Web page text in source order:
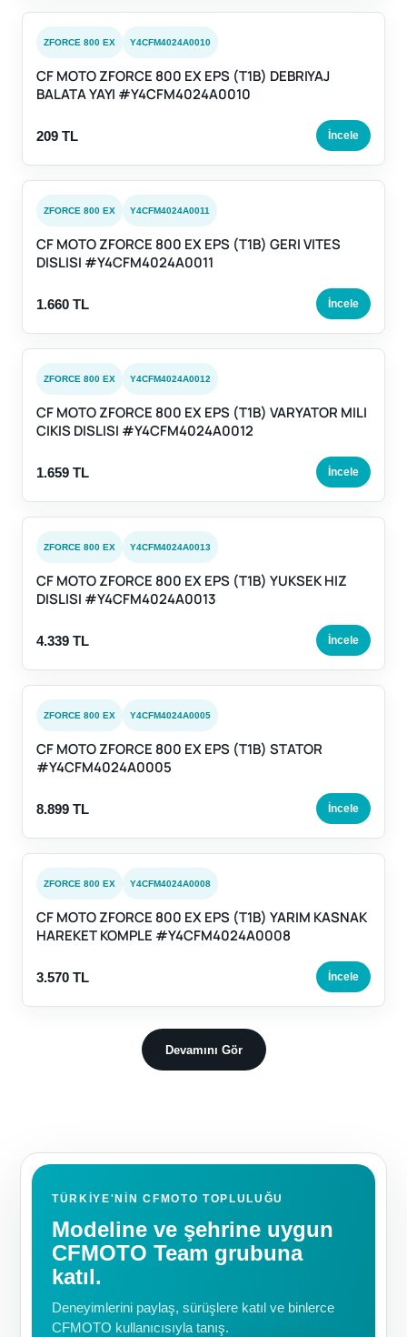
ZFORCE 800 EX Y4CFM4024A0010
CF MOTO ZFORCE 800 EX EPS (T1B) DEBRIYAJ
BALATA YAYI #Y4CFM4024A0010
209 TL İncele
ZFORCE 800 EX Y4CFM4024A0011
CF MOTO ZFORCE 800 EX EPS (T1B) GERI VITES
DISLISI #Y4CFM4024A0011
1.660 TL İncele
ZFORCE 800 EX Y4CFM4024A0012
CF MOTO ZFORCE 800 EX EPS (T1B) VARYATOR MILI
CIKIS DISLISI #Y4CFM4024A0012
1.659 TL İncele
ZFORCE 800 EX Y4CFM4024A0013
CF MOTO ZFORCE 800 EX EPS (T1B) YUKSEK HIZ
DISLISI #Y4CFM4024A0013
4.339 TL İncele
ZFORCE 800 EX Y4CFM4024A0005
CF MOTO ZFORCE 800 EX EPS (T1B) STATOR
#Y4CFM4024A0005
8.899 TL İncele
ZFORCE 800 EX Y4CFM4024A0008
CF MOTO ZFORCE 800 EX EPS (T1B) YARIM KASNAK
HAREKET KOMPLE #Y4CFM4024A0008
3.570 TL İncele
Devamını Gör
TÜRKIYE'NIN CFMOTO TOPLULUĞU
Modeline ve şehrine uygun
CFMOTO Team grubuna
katıl.
Deneyimlerini paylaş, sürüşlere katıl ve binlerce
CFMOTO kullanıcısıyla tanış.